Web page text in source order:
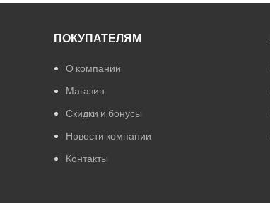
ПОКУПАТЕЛЯМ
О компании
Магазин
Скидки и бонусы
Новости компании
Контакты